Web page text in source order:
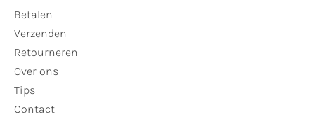
Betalen
Verzenden
Retourneren
Over ons
Tips
Contact